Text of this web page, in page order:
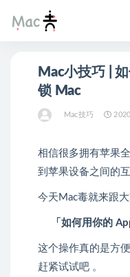
Mac小技巧 |
锁 Mac
Mac技巧
相信很多拥有苹果
到苹果设备之间的
今天Mac毒就来跟大
「如何用你的
这个操作真的是方
赶紧试试吧 。